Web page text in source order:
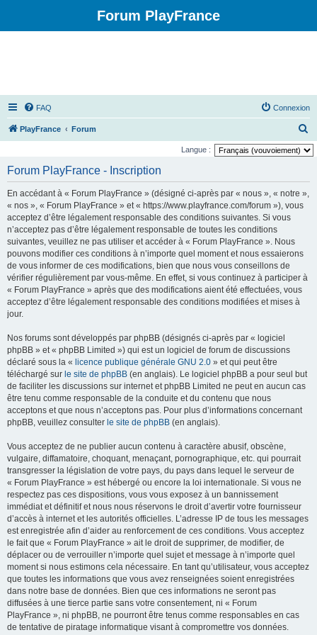
Forum PlayFrance
FAQ Connexion
PlayFrance Forum
e
Langue :
Forum PlayFrance - Inscription
En accédant à « Forum PlayFrance » (désigné ci-après par « nous », « notre »,
« nos », « Forum PlayFrance » et « https://www.playfrance.com/forum »), vous
acceptez d’être légalement responsable des conditions suivantes. Si vous
n’acceptez pas d’être légalement responsable de toutes les conditions
suivantes, veuillez ne pas utiliser et accéder à « Forum PlayFrance ». Nous
pouvons modifier ces conditions à n’importe quel moment et nous essaierons
de vous informer de ces modifications, bien que nous vous conseillons de
vérifier régulièrement par vous-même. En effet, si vous continuez à participer à
« Forum PlayFrance » après que des modifications aient été effectuées, vous
acceptez d’être légalement responsable des conditions modifiées et mises à
jour.
Nos forums sont développés par phpBB (désignés ci-après par « logiciel
phpBB » et « phpBB Limited ») qui est un logiciel de forum de discussions
déclaré sous la « licence publique générale GNU 2.0 » et qui peut être
téléchargé sur le site de phpBB (en anglais). Le logiciel phpBB a pour seul but
de faciliter les discussions sur internet et phpBB Limited ne peut en aucun cas
être tenu comme responsable de la conduite et du contenu que nous
acceptons et que nous n’acceptons pas. Pour plus d’informations concernant
phpBB, veuillez consulter le site de phpBB (en anglais).
Vous acceptez de ne publier aucun contenu à caractère abusif, obscène,
vulgaire, diffamatoire, choquant, menaçant, pornographique, etc. qui pourrait
transgresser la législation de votre pays, du pays dans lequel le serveur de
« Forum PlayFrance » est hébergé ou encore la loi internationale. Si vous ne
respectez pas ces dispositions, vous vous exposez à un bannissement
immédiat et définitif et nous nous réservons le droit d’avertir votre fournisseur
d’accès à internet et les autorités officielles. L’adresse IP de tous les messages
est enregistrée afin d’aider au renforcement de ces conditions. Vous acceptez
le fait que « Forum PlayFrance » ait le droit de supprimer, de modifier, de
déplacer ou de verrouiller n’importe quel sujet et message à n’importe quel
moment si nous estimons cela nécessaire. En tant qu’utilisateur, vous acceptez
que toutes les informations que vous avez renseignées soient enregistrées
dans notre base de données. Bien que ces informations ne seront pas
diffusées à une tierce partie sans votre consentement, ni « Forum
PlayFrance », ni phpBB, ne pourront être tenus comme responsables en cas
de tentative de piratage informatique visant à compromettre vos données.